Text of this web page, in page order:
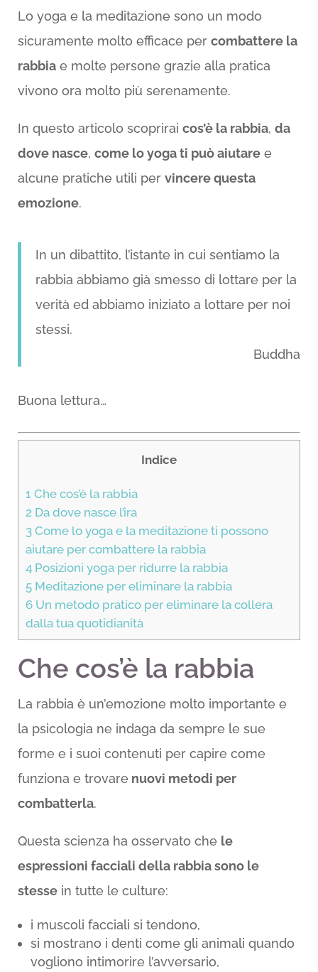
Lo yoga e la meditazione sono un modo
sicuramente molto efficace per combattere la
rabbiae molte persone grazie alla pratica
vivono ora molto più serenamente.
In questo articolo scoprirai cos’è la rabbia, da
dove nasce, come lo yoga ti può aiutaree
alcune pratiche utili per vincere questa
emozione.
In un dibattito, l’istante in cui sentiamo la
rabbia abbiamo già smesso di lottare per la
verità ed abbiamo iniziato a lottare per noi
stessi.
Buddha
Buona lettura…
Indice
1Che cos’è la rabbia
2Da dove nasce l’ira
3Come lo yoga e la meditazione ti possono
aiutare per combattere la rabbia
4Posizioni yoga per ridurre la rabbia
5Meditazione per eliminare la rabbia
6Un metodo pratico per eliminare la collera
dalla tua quotidianità
Che cos’è la rabbia
La rabbia è un’emozione molto importante e
la psicologia ne indaga da sempre le sue
forme e i suoi contenuti per capire come
funziona e trovare nuovi metodi per
combatterla.
Questa scienza ha osservato che le
espressioni facciali della rabbia sono le
stessein tutte le culture:
i muscoli facciali si tendono,
si mostrano i denti come gli animali quando
vogliono intimorire l’avversario,